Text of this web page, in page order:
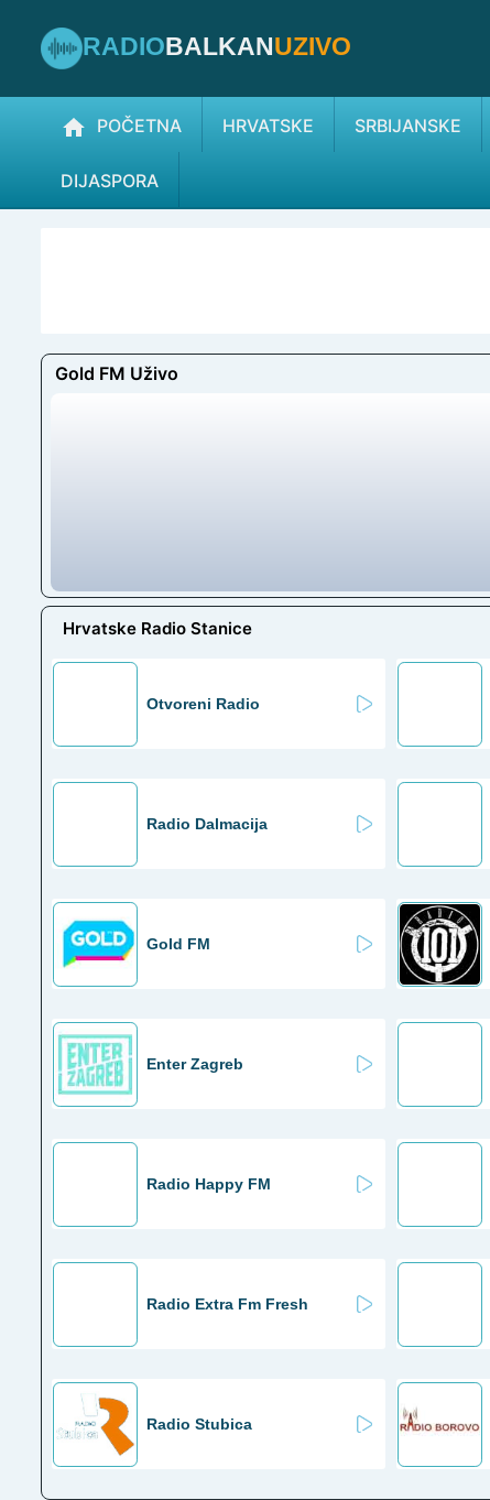
RADIOBALKANUZIVO
POČETNA HRVATSKE SRBIJANSKE
DIJASPORA
Gold FM Uživo
Hrvatske Radio Stanice
Otvoreni Radio
Radio Dalmacija
Gold FM
Enter Zagreb
Radio Happy FM
Radio Extra Fm Fresh
Radio Stubica